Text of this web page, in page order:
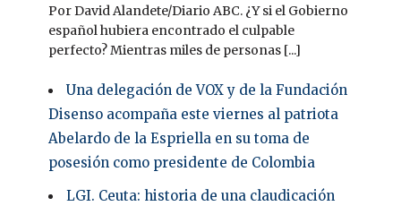
Por David Alandete/Diario ABC. ¿Y si el Gobierno
español hubiera encontrado el culpable
perfecto? Mientras miles de personas [...]
Una delegación de VOX y de la Fundación
Disenso acompaña este viernes al patriota
Abelardo de la Espriella en su toma de
posesión como presidente de Colombia
LGI. Ceuta: historia de una claudicación